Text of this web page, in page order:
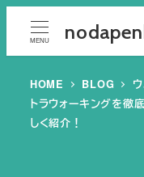
ン
MENU
HOME BLOG
トラウォーキングを徹
しく紹介！